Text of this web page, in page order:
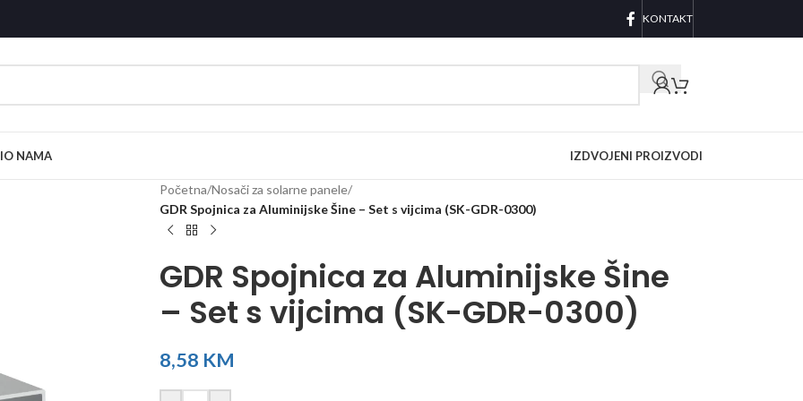
KONTAKT
O NAMA IZDVOJENI PROIZVODI
Početna/Nosači za solarne panele/
GDR Spojnica za Aluminijske Šine – Set s vijcima (SK-GDR-0300)
GDR Spojnica za Aluminijske Šine
– Set s vijcima (SK-GDR-0300)
8,58 KM